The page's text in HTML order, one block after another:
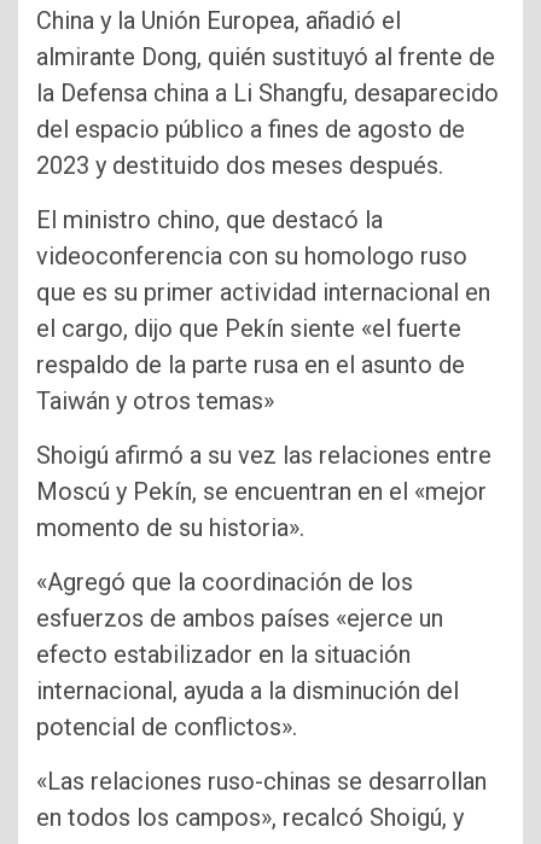
China y la Unión Europea, añadió el
almirante Dong, quién sustituyó al frente de
la Defensa china a Li Shangfu, desaparecido
del espacio público a fines de agosto de
2023 y destituido dos meses después.
El ministro chino, que destacó la
videoconferencia con su homologo ruso
que es su primer actividad internacional en
el cargo, dijo que Pekín siente «el fuerte
respaldo de la parte rusa en el asunto de
Taiwán y otros temas»
Shoigú afirmó a su vez las relaciones entre
Moscú y Pekín, se encuentran en el «mejor
momento de su historia».
«Agregó que la coordinación de los
esfuerzos de ambos países «ejerce un
efecto estabilizador en la situación
internacional, ayuda a la disminución del
potencial de conflictos».
«Las relaciones ruso-chinas se desarrollan
en todos los campos», recalcó Shoigú, y